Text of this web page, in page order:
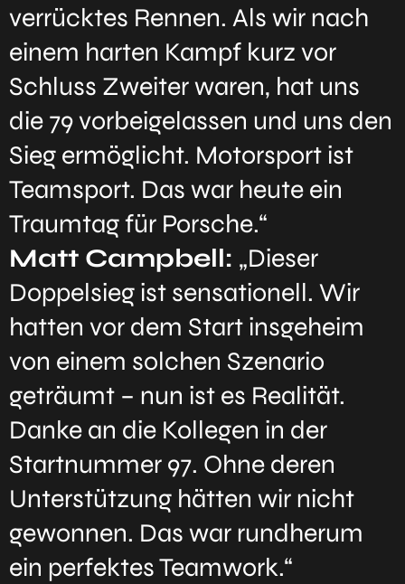
verrücktes Rennen. Als wir nach
einem harten Kampf kurz vor
Schluss Zweiter waren, hat uns
die 79 vorbeigelassen und uns den
Sieg ermöglicht. Motorsport ist
Teamsport. Das war heute ein
Traumtag für Porsche.“
Matt Campbell: „Dieser
Doppelsieg ist sensationell. Wir
hatten vor dem Start insgeheim
von einem solchen Szenario
geträumt – nun ist es Realität.
Danke an die Kollegen in der
Startnummer 97. Ohne deren
Unterstützung hätten wir nicht
gewonnen. Das war rundherum
ein perfektes Teamwork.“